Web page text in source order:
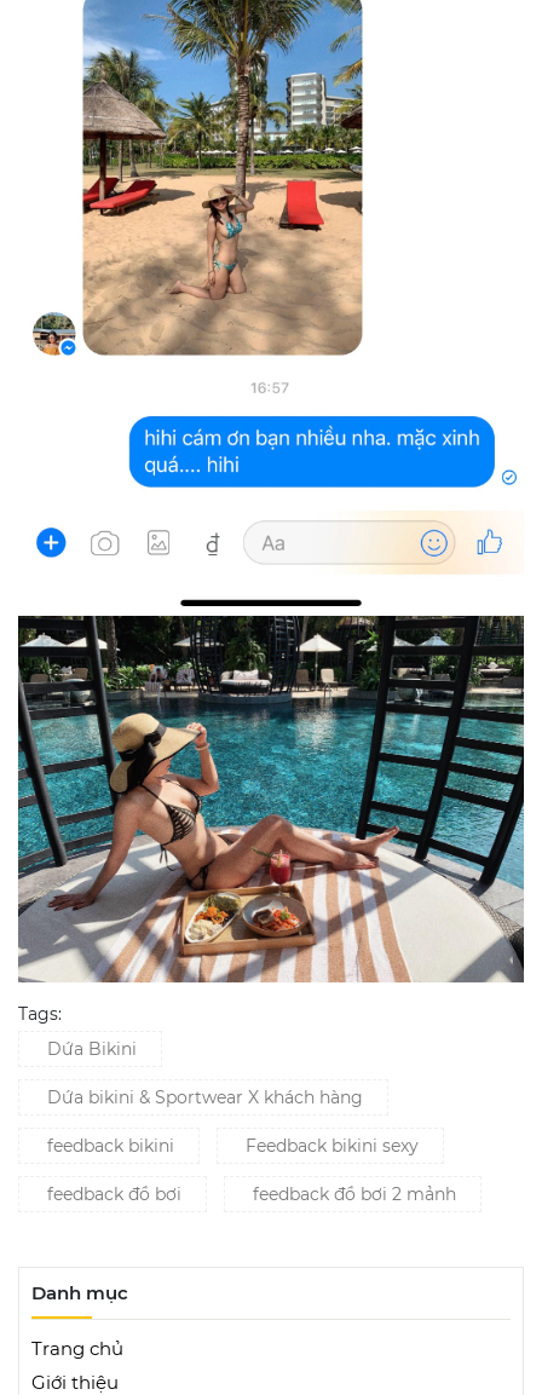
Tags:
Dứa Bikini
Dứa bikini & Sportwear X khách hàng
feedback bikini Feedback bikini sexy
feedback đồ bơi feedback đồ bơi 2 mảnh
Danh mục
Trang chủ
Giới thiệu